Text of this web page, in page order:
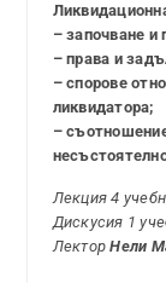
– започване и
– права и
– спорове
ликвидатора;
–
Лекция 4
Дискусия 1
ЛекторНели